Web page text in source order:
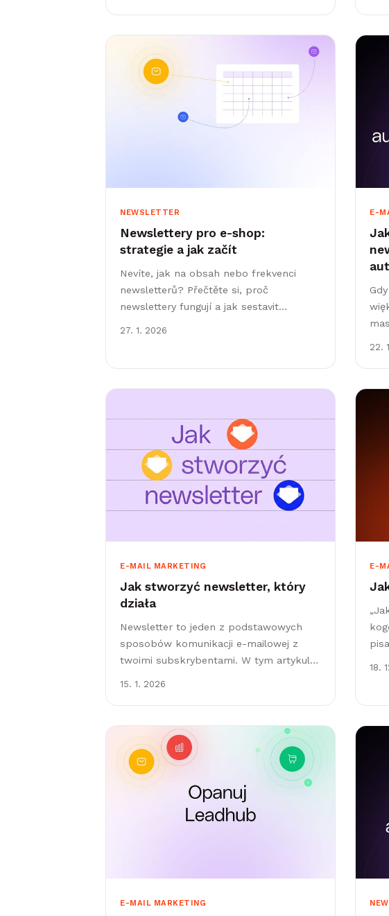
NEWSLETTER
Newslettery pro e-shop:
strategie a jak začít
Nevíte, jak na obsah nebo frekvenci
newsletterů? Přečtěte si, proč
newslettery fungují a jak sestavit
27. 1. 2026
E-
22.
E-MAIL MARKETING
Jak stworzyć newsletter, który
działa
Newsletter to jeden z podstawowych
sposobów komunikacji e-mailowej z
twoimi subskrybentami. W tym artykule
dlaczego...
15. 1. 2026
E-
18.
E-MAIL MARKETING